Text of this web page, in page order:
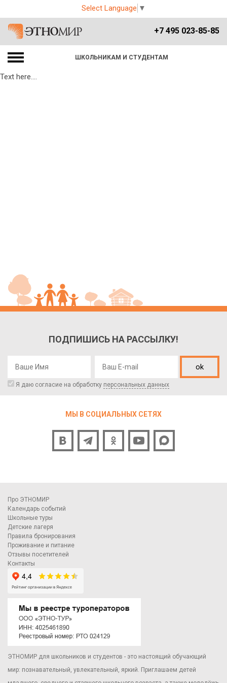
Select Language ▼
+7 495 023-85-85
ШКОЛЬНИКАМ И СТУДЕНТАМ
Text here....
ПОДПИШИСЬ НА РАССЫЛКУ!
ok
Я даю согласие на обработку персональных данных
МЫ В СОЦИАЛЬНЫХ СЕТЯХ
Про ЭТНОМИР
Календарь событий
Школьные туры
Детские лагеря
Правила бронирования
Проживание и питание
Отзывы посетителей
Контакты
ЭТНОМИР для школьников и студентов - это настоящий обучающий
мир: познавательный, увлекательный, яркий. Приглашаем детей